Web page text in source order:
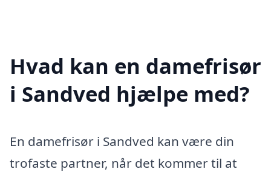
Hvad kan en damefrisør
i Sandved hjælpe med?
En damefrisør i Sandved kan være din
trofaste partner, når det kommer til at